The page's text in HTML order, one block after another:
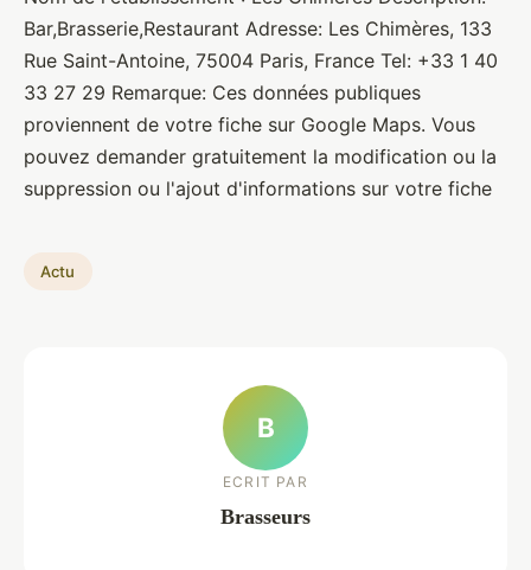
Brasseurs• 10 janvier 2022•1 min de lecture
Bar,Brasserie,Restaurant Adresse: Les Chimères, 133
Rue Saint-Antoine, 75004 Paris, France Tel: +33 1 40
33 27 29 Remarque: Ces données publiques
proviennent de votre fiche sur Google Maps. Vous
pouvez demander gratuitement la modification ou la
suppression ou l'ajout d'informations sur votre fiche
Actu
B
ECRIT PAR
Brasseurs